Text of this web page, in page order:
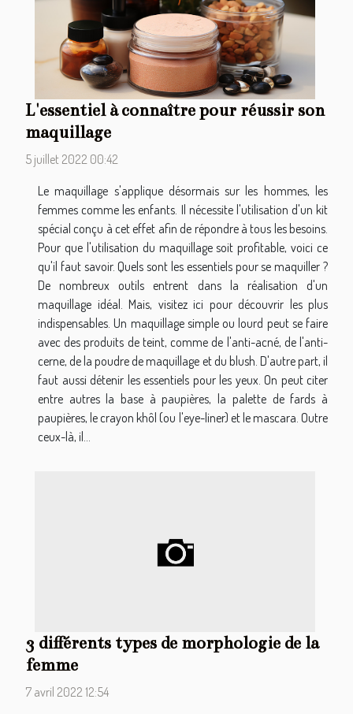
L'essentiel à connaître pour réussir son
maquillage
5 juillet 2022 00:42
Le maquillage s'applique désormais sur les hommes, les
femmes comme les enfants. Il nécessite l'utilisation d'un kit
spécial conçu à cet effet afin de répondre à tous les besoins.
Pour que l'utilisation du maquillage soit profitable, voici ce
qu'il faut savoir. Quels sont les essentiels pour se maquiller ?
De nombreux outils entrent dans la réalisation d'un
maquillage idéal. Mais, visitez ici pour découvrir les plus
indispensables. Un maquillage simple ou lourd peut se faire
avec des produits de teint, comme de l'anti-acné, de l'anti-
cerne, de la poudre de maquillage et du blush. D'autre part, il
faut aussi détenir les essentiels pour les yeux. On peut citer
entre autres la base à paupières, la palette de fards à
paupières, le crayon khôl (ou l'eye-liner) et le mascara. Outre
ceux-là, il...
3 différents types de morphologie de la
femme
7 avril 2022 12:54